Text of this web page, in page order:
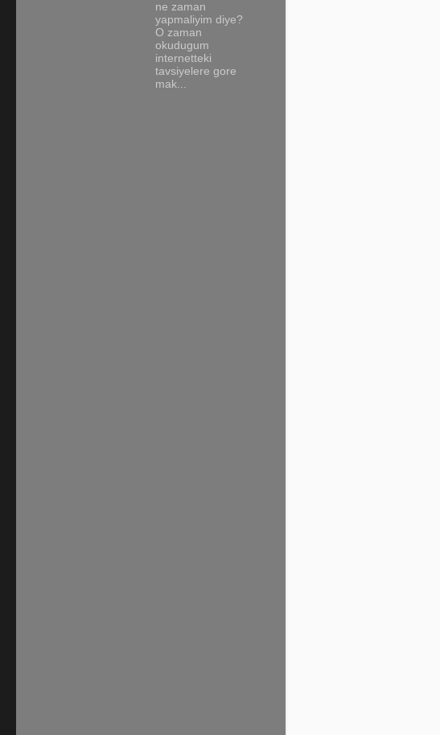
ne zaman
yapmaliyim diye?
O zaman
okudugum
internetteki
tavsiyelere gore
mak...